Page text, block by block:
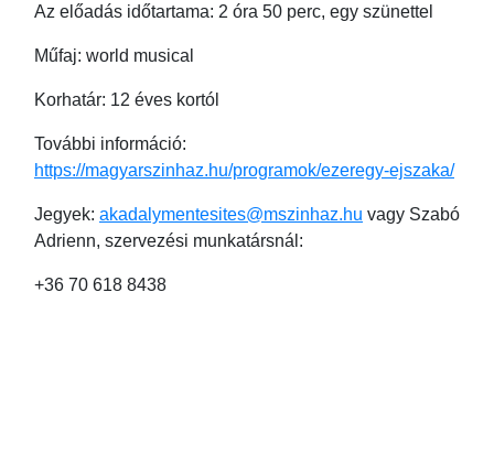
Az előadás időtartama: 2 óra 50 perc, egy szünettel
Műfaj: world musical
Korhatár: 12 éves kortól
További információ:
https://magyarszinhaz.hu/programok/ezeregy-ejszaka/
Jegyek: akadalymentesites@mszinhaz.hu vagy Szabó
Adrienn, szervezési munkatársnál:
+36 70 618 8438